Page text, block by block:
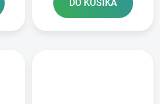
DO KOŠÍKA